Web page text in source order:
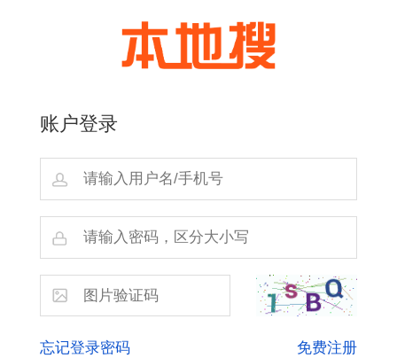
账户登录
忘记登录密码 免费注册